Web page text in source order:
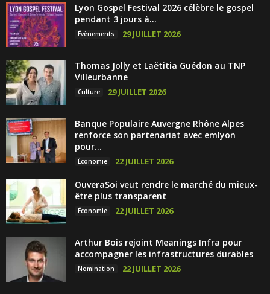
Lyon Gospel Festival 2026 célèbre le gospel
pendant 3 jours à...
Évènements 29 JUILLET 2026
Thomas Jolly et Laëtitia Guédon au TNP
Villeurbanne
Culture 29 JUILLET 2026
Banque Populaire Auvergne Rhône Alpes
renforce son partenariat avec emlyon
pour...
Économie 22 JUILLET 2026
OuveraSoi veut rendre le marché du mieux-
être plus transparent
Économie 22 JUILLET 2026
Arthur Bois rejoint Meanings Infra pour
accompagner les infrastructures durables
Nomination 22 JUILLET 2026